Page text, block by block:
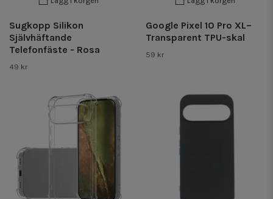
Sugkopp Silikon
Självhäftande
Telefonfäste - Rosa
49 kr
Google Pixel 10 Pro XL–
Transparent TPU-skal
59 kr